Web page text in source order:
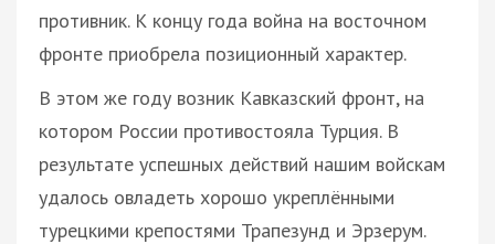
противник. К концу года война на восточном
фронте приобрела позиционный характер.
В этом же году возник Кавказский фронт, на
котором России противостояла Турция. В
результате успешных действий нашим войскам
удалось овладеть хорошо укреплёнными
турецкими крепостями Трапезунд и Эрзерум.